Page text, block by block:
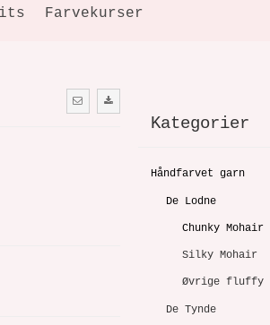
Farvekurser
Kategorier
Håndfarvet garn
De Lodne
Chunky Mohair
Silky Mohair
Øvrige fluffy
De Tynde